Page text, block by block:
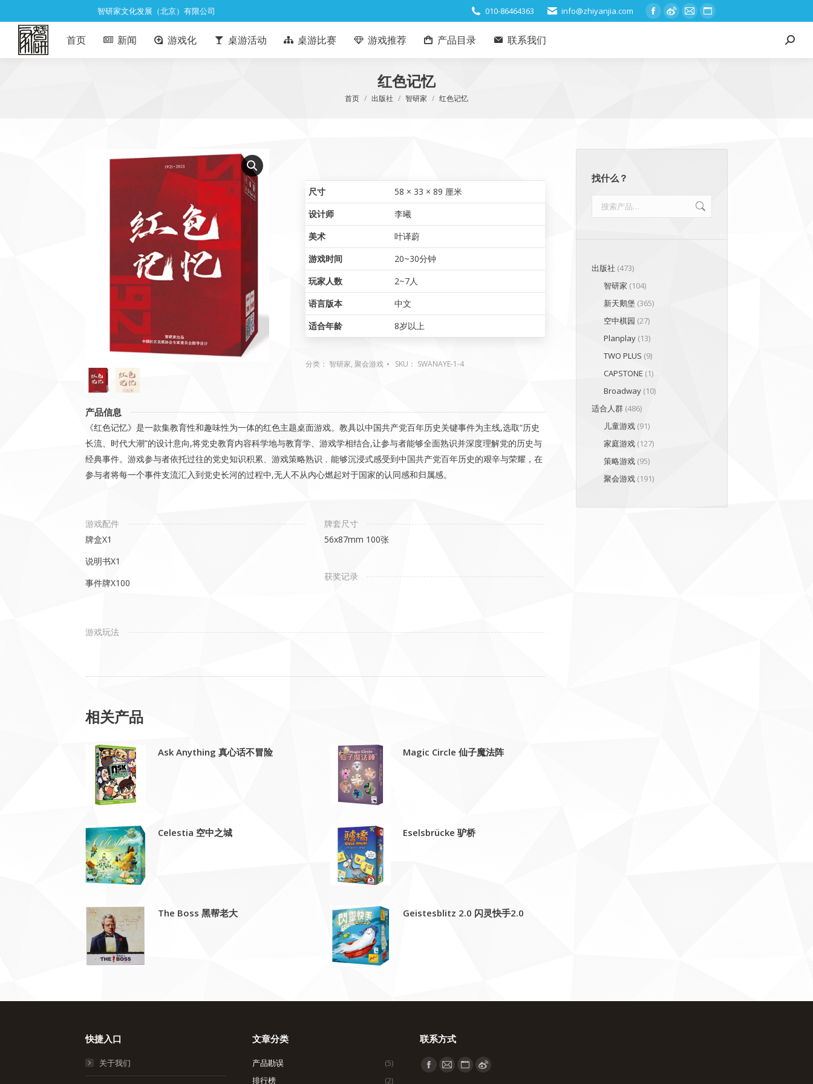
智研家文化发展（北京）有限公司 010-86464363 info@zhiyanjia.com
Facebook
WeiboMailWebsite
首页 新闻 游戏化 桌游活动 桌游比赛 游戏推荐 产品目录 联系我们 Search:
红色记忆
您在这里：
首页 出版社 智研家 红色记忆
尺寸
58 × 33 × 89 厘米
设计师
李曦
美术
叶译蔚
游戏时间
20~30分钟
玩家人数
2~7人
语言版本
中文
适合年龄
8岁以上
分类： 智研家,聚会游戏 SKU： SWANAYE-1-4
产品信息
《红色记忆》是一款集教育性和趣味性为一体的红色主题桌面游戏。教具以中国共产党百年历史关键事件为主线,选取“历史
长流、时代大潮”的设计意向,将党史教育内容科学地与教育学、游戏学相结合,让参与者能够全面熟识并深度理解党的历史与
经典事件。游戏参与者依托过往的党史知识积累、游戏策略熟识﹐能够沉浸式感受到中国共产党百年历史的艰辛与荣耀，在
参与者将每一个事件支流汇入到党史长河的过程中,无人不从内心燃起对于国家的认同感和归属感。
游戏配件
牌盒X1
说明书X1
事件牌X100
牌套尺寸
56x87mm 100张
获奖记录
游戏玩法
相关产品
Ask Anything 真心话不冒险 Magic Circle 仙子魔法阵
Celestia 空中之城 Eselsbrücke 驴桥
The Boss 黑帮老大 Geistesblitz 2.0 闪灵快手2.0
找什么？
出版社 (473)
智研家 (104)
新天鹅堡 (365)
空中棋园 (27)
Planplay (13)
TWO PLUS (9)
CAPSTONE (1)
Broadway (10)
适合人群 (486)
儿童游戏 (91)
家庭游戏 (127)
策略游戏 (95)
聚会游戏 (191)
快捷入口
关于我们
文章分类
产品勘误
(5)
排行榜
(2)
联系方式
找到我们：
Facebook
Mail WebsiteWeibo